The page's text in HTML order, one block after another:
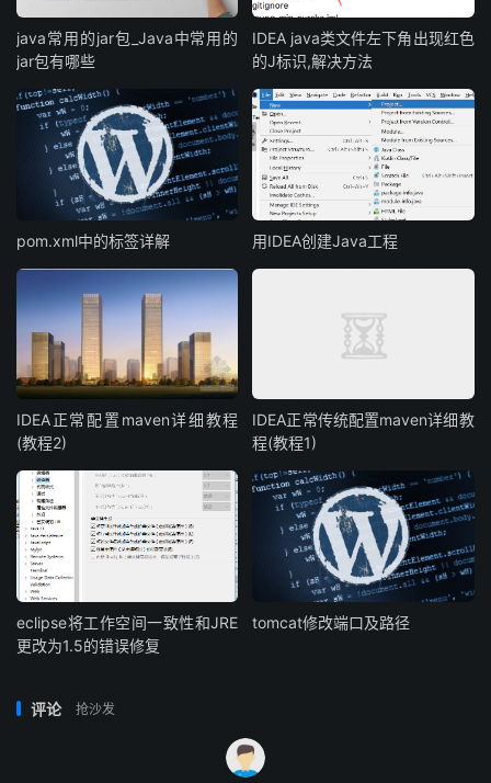
java常用的jar包_Java中常用的
jar包有哪些
IDEA java类文件左下角出现红色
的J标识,解决方法
pom.xml中的标签详解 用IDEA创建Java工程
IDEA正常配置maven详细教程
(教程2)
IDEA正常传统配置maven详细教
程(教程1)
eclipse将工作空间一致性和JRE
更改为1.5的错误修复
tomcat修改端口及路径
评论 抢沙发